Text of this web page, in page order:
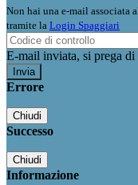
Non hai una e-mail associata
tramite la Login Spaggiari
E-mail inviata, si prega di
Errore
Chiudi
Successo
Chiudi
Informazione